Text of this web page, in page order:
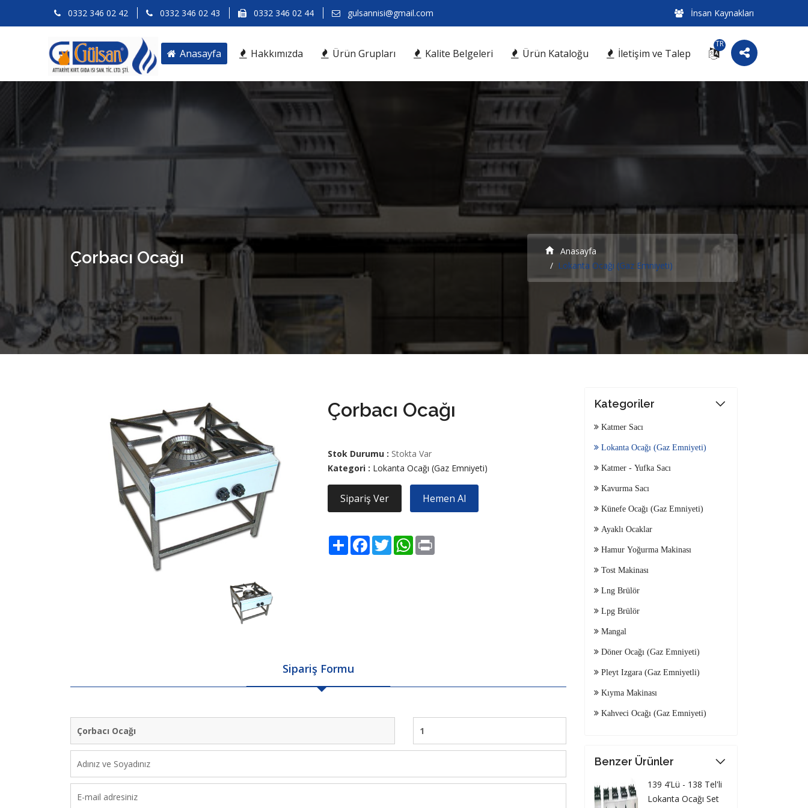
0332 346 02 42 0332 346 02 43 0332 346 02 44 gulsannisi@gmail.com İnsan Kaynakları
TR
Anasayfa Hakkımızda Ürün Grupları Kalite Belgeleri Ürün Kataloğu İletişim ve Talep
Çorbacı Ocağı
Anasayfa
Lokanta Ocağı (Gaz Emniyeti)
Çorbacı Ocağı
Stok Durumu : Stokta Var
Kategori : Lokanta Ocağı (Gaz Emniyeti)
Sipariş Ver Hemen Al
ShareFacebook
TwitterWhatsApp
Print
Sipariş Formu
Kategoriler
Katmer Sacı
Lokanta Ocağı (Gaz Emniyeti)
Katmer - Yufka Sacı
Kavurma Sacı
Künefe Ocağı (Gaz Emniyeti)
Ayaklı Ocaklar
Hamur Yoğurma Makinası
Tost Makinası
Lng Brülör
Lpg Brülör
Mangal
Döner Ocağı (Gaz Emniyeti)
Pleyt Izgara (Gaz Emniyetli)
Kıyma Makinası
Kahveci Ocağı (Gaz Emniyeti)
Benzer Ürünler
139 4’Lü - 138 Tel'li
Lokanta Ocağı Set